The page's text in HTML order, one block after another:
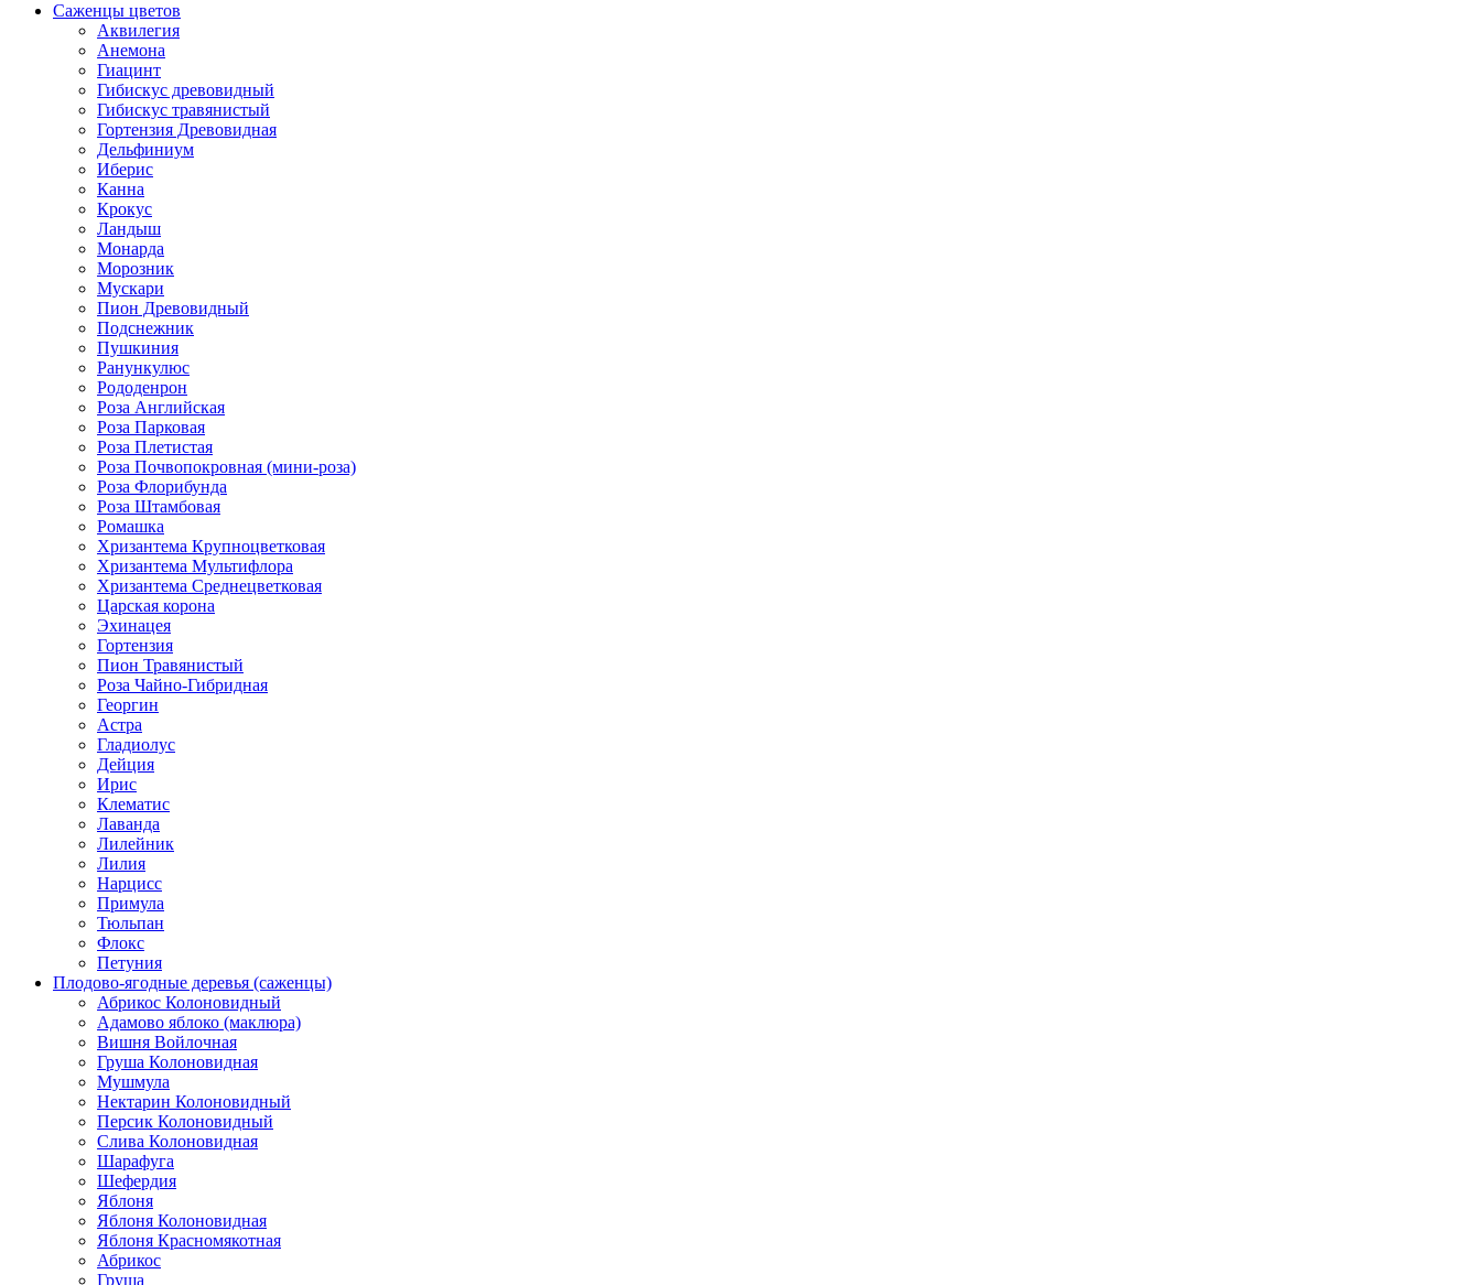
Саженцы цветов
Аквилегия
Анемона
Гиацинт
Гибискус древовидный
Гибискус травянистый
Гортензия Древовидная
Дельфиниум
Иберис
Канна
Крокус
Ландыш
Монарда
Морозник
Мускари
Пион Древовидный
Подснежник
Пушкиния
Ранункулюс
Рододенрон
Роза Английская
Роза Парковая
Роза Плетистая
Роза Почвопокровная (мини-роза)
Роза Флорибунда
Роза Штамбовая
Ромашка
Хризантема Крупноцветковая
Хризантема Мультифлора
Хризантема Среднецветковая
Царская корона
Эхинацея
Гортензия
Пион Травянистый
Роза Чайно-Гибридная
Георгин
Астра
Гладиолус
Дейция
Ирис
Клематис
Лаванда
Лилейник
Лилия
Нарцисс
Примула
Тюльпан
Флокс
Петуния
Плодово-ягодные деревья (саженцы)
Абрикос Колоновидный
Адамово яблоко (маклюра)
Вишня Войлочная
Груша Колоновидная
Мушмула
Нектарин Колоновидный
Персик Колоновидный
Слива Колоновидная
Шарафуга
Шефердия
Яблоня
Яблоня Колоновидная
Яблоня Красномякотная
Абрикос
Груша